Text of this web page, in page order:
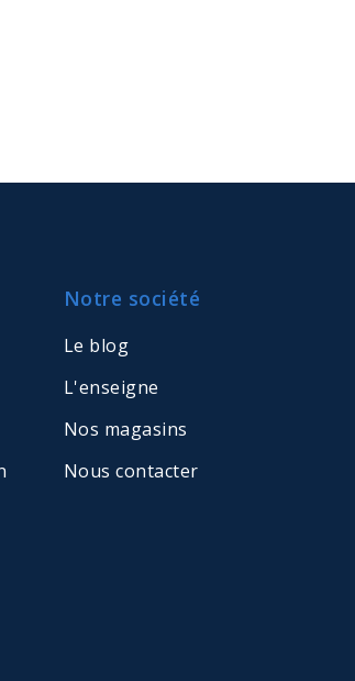
Notre société
Le blog
L'enseigne
Nos magasins
Nous contacter